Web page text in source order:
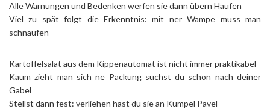
Alle Warnungen und Bedenken werfen sie dann übern Haufen
Viel zu spät folgt die Erkenntnis: mit ner Wampe muss man
schnaufen
Kartoffelsalat aus dem Kippenautomat ist nicht immer praktikabel
Kaum zieht man sich ne Packung suchst du schon nach deiner
Gabel
Stellst dann fest: verliehen hast du sie an Kumpel Pavel